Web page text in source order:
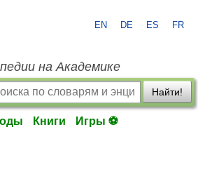
EN DE ES FR
на Академике
Найти!
Книги Игры ⚽